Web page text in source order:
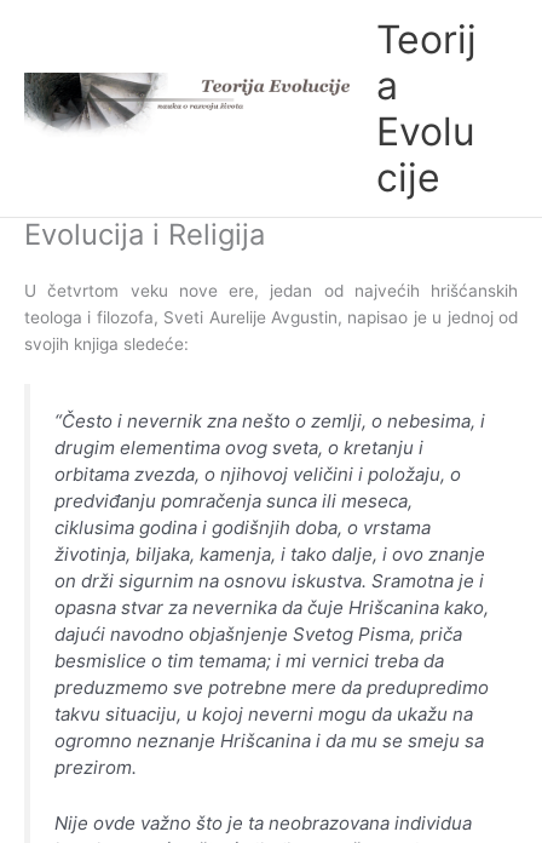
Teorij
a
Evolu
cije
Evolucija i Religija
U četvrtom veku nove ere, jedan od najvećih hrišćanskih
teologa i filozofa, Sveti Aurelije Avgustin, napisao je u jednoj od
svojih knjiga sledeće:
“Često i nevernik zna nešto o zemlji, o nebesima, i
drugim elementima ovog sveta, o kretanju i
orbitama zvezda, o njihovoj veličini i položaju, o
predviđanju pomračenja sunca ili meseca,
ciklusima godina i godišnjih doba, o vrstama
životinja, biljaka, kamenja, i tako dalje, i ovo znanje
on drži sigurnim na osnovu iskustva. Sramotna je i
opasna stvar za nevernika da čuje Hrišcanina kako,
dajući navodno objašnjenje Svetog Pisma, priča
besmislice o tim temama; i mi vernici treba da
preduzmemo sve potrebne mere da predupredimo
takvu situaciju, u kojoj neverni mogu da ukažu na
ogromno neznanje Hrišcanina i da mu se smeju sa
prezirom.
Nije ovde važno što je ta neobrazovana individua